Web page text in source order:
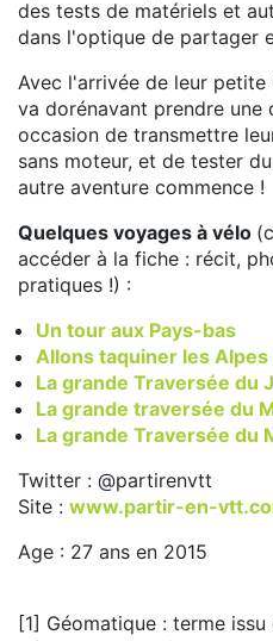
des tests de matériels et
dans l'optique de partager
Avec l'arrivée de leur
va dorénavant prendre une
occasion de transmettre
sans moteur, et de tester
autre aventure commence !
Quelques voyages à vélo
accéder à la fiche : récit,
pratiques !) :
Un tour aux Pays-bas
Allons taquiner les
La grande Traversée du
La grande traversée du
La grande Traversée du
Twitter : @partirenvtt
Site : www.partir-en-
Age : 27 ans en 2015
[1] Géomatique : terme